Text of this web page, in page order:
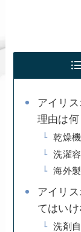
アイリ
理由は何
乾燥
洗濯
海外
アイリ
てはい
洗剤